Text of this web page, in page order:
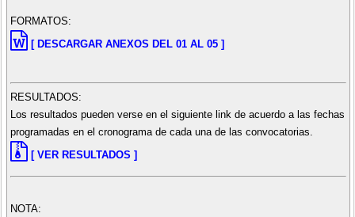
FORMATOS:
[ DESCARGAR ANEXOS DEL 01 AL 05 ]
RESULTADOS:
Los resultados pueden verse en el siguiente link de acuerdo a las fechas
programadas en el cronograma de cada una de las convocatorias.
[ VER RESULTADOS ]
NOTA: